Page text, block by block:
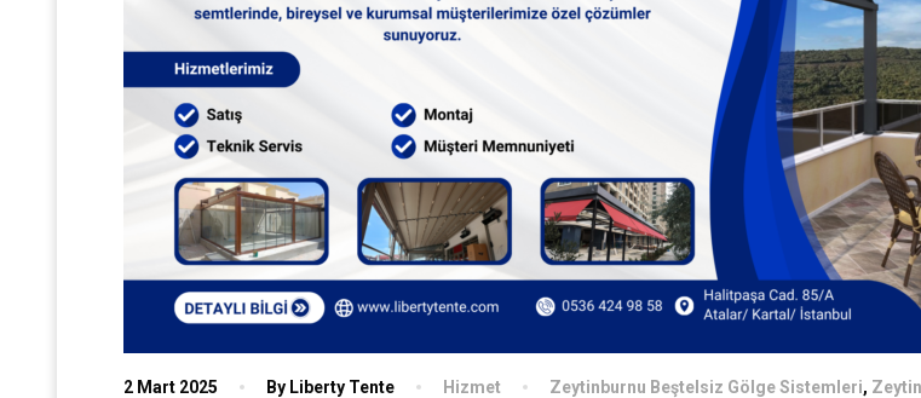
2 Mart 2025 By Liberty Tente Hizmet Zeytinburnu Beştelsiz Gölge Sistemleri,